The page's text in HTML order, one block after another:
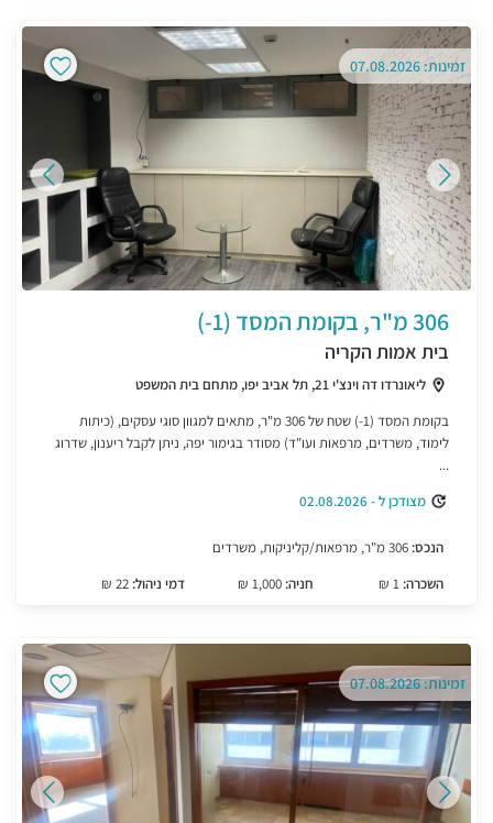
זמינות: 07.08.2026
306 מ"ר, בקומת המסד (1-)
בית אמות הקריה
ליאונרדו דה וינצ'י 21, תל אביב יפו, מתחם בית המשפט
בקומת המסד (1-) שטח של 306 מ"ר, מתאים למגוון סוגי עסקים, (כיתות
לימוד, משרדים, מרפאות ועו"ד) מסודר בגימור יפה, ניתן לקבל ריענון, שדרוג
...
מצודכן ל - 02.08.2026
הנכס:
השכרה:
חניה: דמי ניהול: 22 ₪
זמינות: 07.08.2026